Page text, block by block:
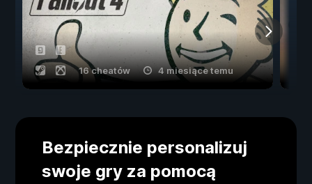
16 cheatów 4 miesiące temu
Bezpiecznie personalizuj
swoje gry za pomocą